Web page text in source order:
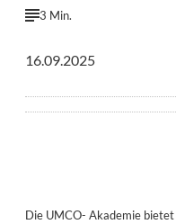
3 Min.
16.09.2025
Die UMCO- Akademie bietet